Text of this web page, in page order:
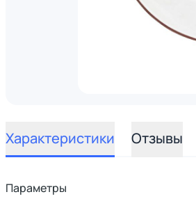
Характеристики Отзывы
Параметры